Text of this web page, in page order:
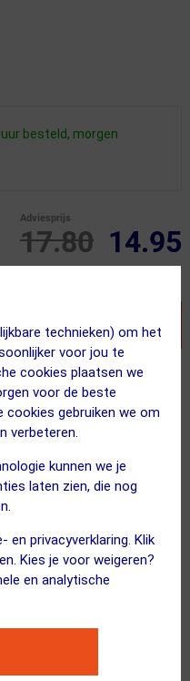
technieken) om het
voor jou te
cookies plaatsen we
voor de beste
cookies gebruiken we om
verbeteren.
kunnen we je
laten zien, die nog
en privacyverklaring. Klik
Kies je voor weigeren?
en analytische
besteld, morgen
17.80
Adviesprijs
14.95
ook snel!
assistent
in huis
8-Speed Zilver/Grij...